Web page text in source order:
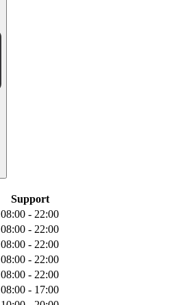
Support
08:00 - 22:00
08:00 - 22:00
08:00 - 22:00
08:00 - 22:00
08:00 - 22:00
08:00 - 17:00